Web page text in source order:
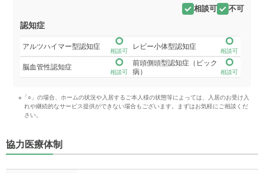
相談可 不可
認知症
アルツハイマー型認知症
相談可
レビー小体型認知症
相談可
脳血管性認知症
相談可
前頭側頭型認知症（ピック
病）
相談可
※「○」の場合、ホームの状況や入居するご本人様の状態等によっては、入居のお受け入
れや継続的なサービス提供ができない場合もございます。まずはお気軽にご相談くだ
さい。
協力医療体制